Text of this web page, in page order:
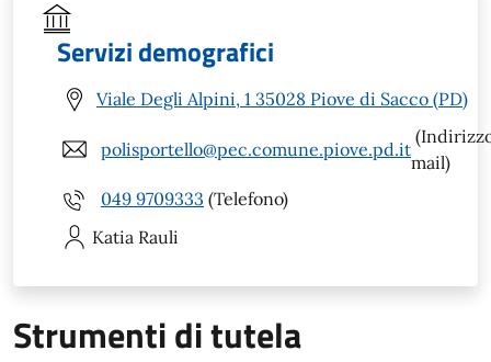
Servizi demografici
Viale Degli Alpini, 1 35028 Piove di Sacco (PD)
polisportello@pec.comune.piove.pd.it
mail)
049 9709333 (Telefono)
Katia Rauli
Strumenti di tutela